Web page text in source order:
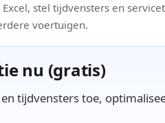
stel tijdvensters en
voertuigen.
nu (gratis)
tijdvensters toe,